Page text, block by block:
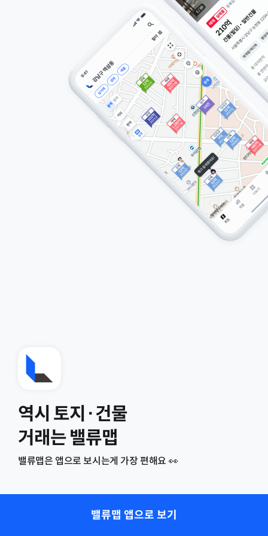
역시 토지·건물
거래는 밸류맵
밸류맵은 앱으로 보시는게 가장 편해요 👀
밸류맵 앱으로 보기